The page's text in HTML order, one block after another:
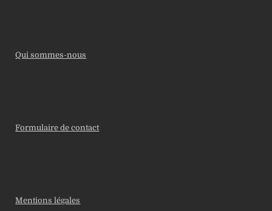
Qui sommes-nous
Formulaire de contact
Mentions légales